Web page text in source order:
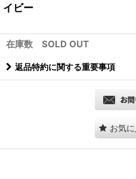
イビー
在庫数 SOLD OUT
返品特約に関する重要事項
お気